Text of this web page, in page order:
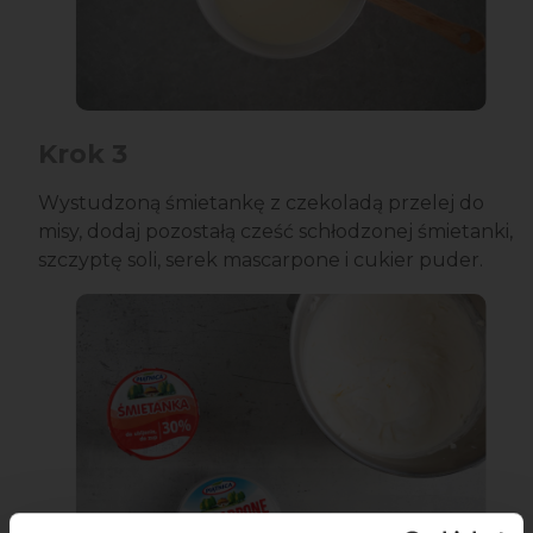
Wystudzoną śmietankę z czekoladą przelej do
misy, dodaj pozostałą cześć schłodzonej śmietanki,
szczyptę soli, serek mascarpone i cukier puder.